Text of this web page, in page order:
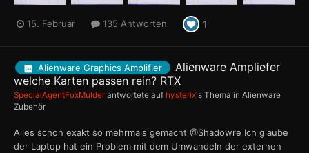
15. Februar 135 Antworten 1
Alienware Graphics Amplifier
Alienware Ampliefer
welche Karten passen rein? RTX
SpecialAgentFoxMulder antwortete auf hysterix's Thema in Alienware
Zubehör
Alles schon exakt so mehrmals gemacht @Shadowre Ich glaube
der Laptop hat ein Problem mit dem Umwandeln der externen